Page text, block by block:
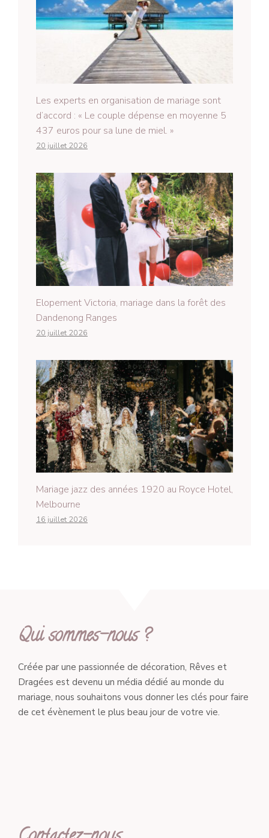
Les experts en organisation de mariage sont
d’accord : « Le couple dépense en moyenne 5
437 euros pour sa lune de miel. »
20 juillet 2026
Elopement Victoria, mariage dans la forêt des
Dandenong Ranges
20 juillet 2026
Mariage jazz des années 1920 au Royce Hotel,
Melbourne
16 juillet 2026
Qui sommes-nous ?
Créée par une passionnée de décoration, Rêves et
Dragées est devenu un média dédié au monde du
mariage, nous souhaitons vous donner les clés pour faire
de cet évènement le plus beau jour de votre vie.